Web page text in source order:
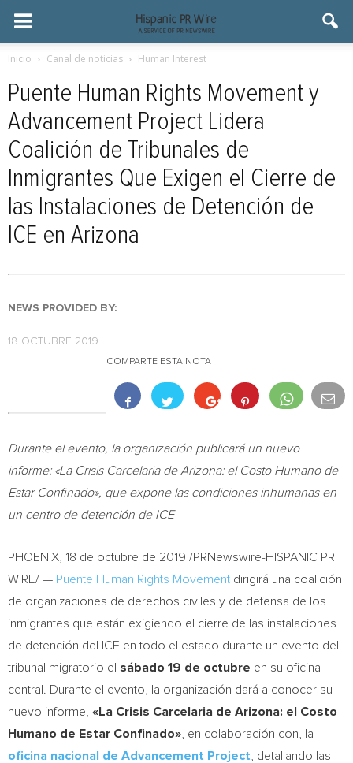
Inicio Canal de noticias Human Interest
Puente Human Rights Movement y
Advancement Project Lidera
Coalición de Tribunales de
Inmigrantes Que Exigen el Cierre de
las Instalaciones de Detención de
ICE en Arizona
NEWS PROVIDED BY:
18 OCTUBRE 2019
COMPARTE ESTA NOTA
Durante el evento, la organización publicará un nuevo
informe: «La Crisis Carcelaria de Arizona: el Costo Humano de
Estar Confinado», que expone las condiciones inhumanas en
un centro de detención de ICE
PHOENIX , 18 de octubre de 2019 /PRNewswire-HISPANIC PR
WIRE/ — Puente Human Rights Movement dirigirá una coalición
de organizaciones de derechos civiles y de defensa de los
inmigrantes que están exigiendo el cierre de las instalaciones
de detención del ICE en todo el estado durante un evento del
tribunal migratorio el sábado 19 de octubre en su oficina
central. Durante el evento, la organización dará a conocer su
nuevo informe, «La Crisis Carcelaria de Arizona: el Costo
Humano de Estar Confinado» , en colaboración con, la
oficina nacional de Advancement Project , detallando las